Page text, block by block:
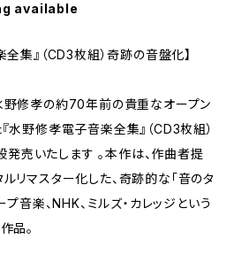
available
全集』（CD3枚組）奇跡の音盤化】
野修孝の約70年前の貴重なオープン
水野修孝電子音楽全集』（CD3枚組）
売いたします 。本作は、作曲者提
リマスター化した、奇跡的な「音のタ
音楽、NHK、ミルズ・カレッジという
品。